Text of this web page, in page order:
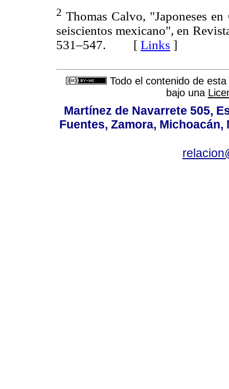
2 Thomas Calvo, "Japoneses
seiscientos mexicano", en
531–547. [ Links ]
Todo el contenido de
bajo una
Martínez de Navarrete 505,
Fuentes, Zamora, Michoacán,